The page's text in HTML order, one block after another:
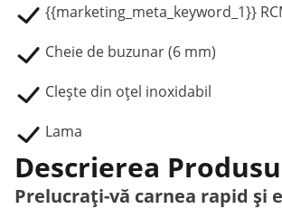
{{marketing_meta_keyword_1}}
Cheie de buzunar (6 mm)
Clește din oțel inoxidabil
Lama
Descrierea
Prelucrați-vă carnea rapid și